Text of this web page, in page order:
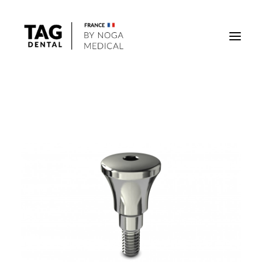
Outils
Solutions régénératives
DigiTag